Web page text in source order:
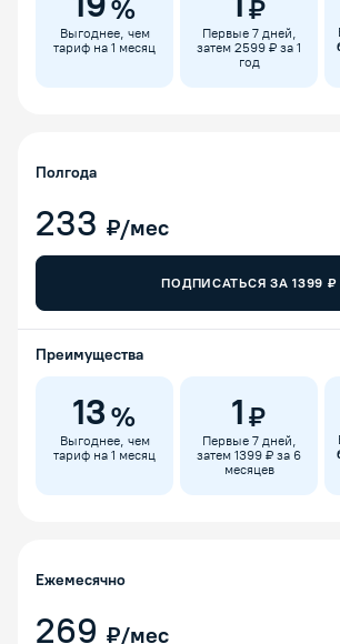
%
Выгоднее, чем
тариф на 1 месяц
₽
Первые 7 дней,
затем 2599 ₽ за 1
год
Полгода
233 ₽/мес
ПОДПИСАТЬСЯ ЗА1399 ₽
Преимущества
13 %
Выгоднее, чем
тариф на 1 месяц
1 ₽
Первые 7 дней,
затем 1399 ₽ за 6
месяцев
Ежемесячно
269 ₽/мес